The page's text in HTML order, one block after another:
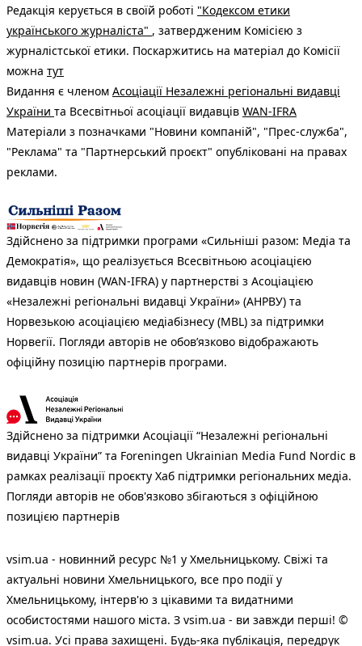
Редакція керується в своїй роботі "Кодексом етики
українського журналіста" , затвердженим Комісією з
журналістської етики. Поскаржитись на матеріал до Комісії
можна тут
Видання є членом Асоціації Незалежні регіональні видавці
України та Всесвітньої асоціації видавців WAN-IFRA
Матеріали з позначками "Новини компаній", "Прес-служба",
"Реклама" та "Партнерський проєкт" опубліковані на правах
реклами.
Здійснено за підтримки програми «Сильніші разом: Медіа та
Демократія», що реалізується Всесвітньою асоціацією
видавців новин (WAN-IFRA) у партнерстві з Асоціацією
«Незалежні регіональні видавці України» (АНРВУ) та
Норвезькою асоціацією медіабізнесу (MBL) за підтримки
Норвегії. Погляди авторів не обов’язково відображають
офіційну позицію партнерів програми.
Здійснено за підтримки Асоціації “Незалежні регіональні
видавці України” та Foreningen Ukrainian Media Fund Nordic в
рамках реалізації проєкту Хаб підтримки регіональних медіа.
Погляди авторів не обов'язково збігаються з офіційною
позицією партнерів
vsim.ua - новинний ресурс №1 у Хмельницькому. Свіжі та
актуальні новини Хмельницького, все про події у
Хмельницькому, інтерв'ю з цікавими та видатними
особистостями нашого міста. З vsim.ua - ви завжди перші! ©
vsim.ua. Усі права захищені. Будь-яка публiкацiя, передрук